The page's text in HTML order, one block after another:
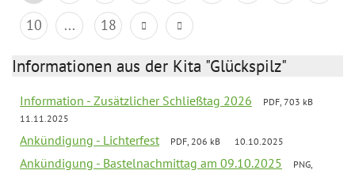
10
... 18
Informationen aus der Kita "Glückspilz"
Information - Zusätzlicher Schließtag 2026
PDF, 703 kB
11.11.2025
Ankündigung - Lichterfest PDF, 206 kB 10.10.2025
Ankündigung - Bastelnachmittag am 09.10.2025
PNG,